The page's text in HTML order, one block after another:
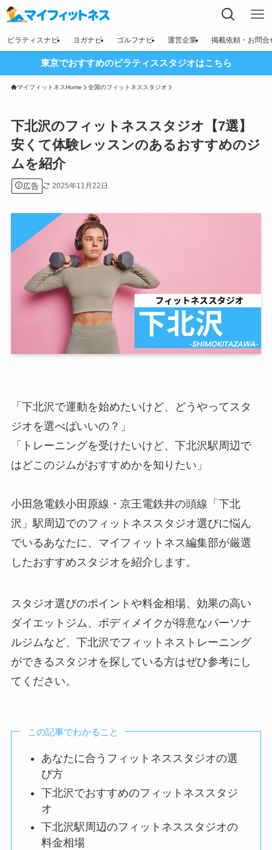
ピラティスナビ ヨガナビ ゴルフナビ 運営企業 掲載依頼・お問合
東京でおすすめのピラティススタジオはこちら
マイフィットネスHome 全国のフィットネススタジオ
下北沢のフィットネススタジオ【7選】
安くて体験レッスンのあるおすすめのジ
ムを紹介
広告 2025年11月22日
「下北沢で運動を始めたいけど、どうやってスタ
ジオを選べばいいの？」
「トレーニングを受けたいけど、下北沢駅周辺で
はどこのジムがおすすめかを知りたい」
小田急電鉄小田原線・京王電鉄井の頭線「下北
沢」駅周辺でのフィットネススタジオ選びに悩ん
でいるあなたに、マイフィットネス編集部が厳選
したおすすめスタジオを紹介します。
スタジオ選びのポイントや料金相場、効果の高い
ダイエットジム、ボディメイクが得意なパーソナ
ルジムなど、下北沢でフィットネストレーニング
ができるスタジオを探している方はぜひ参考にし
てください。
この記事でわかること
あなたに合うフィットネススタジオの選
び方
下北沢でおすすめのフィットネススタジ
オ
下北沢駅周辺のフィットネススタジオの
料金相場